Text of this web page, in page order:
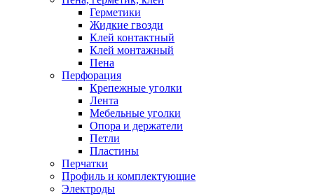
Герметики
Жидкие гвозди
Клей контактный
Клей монтажный
Пена
Перфорация
Крепежные уголки
Лента
Мебельные уголки
Опора и держатели
Петли
Пластины
Перчатки
Профиль и комплектующие
Электроды